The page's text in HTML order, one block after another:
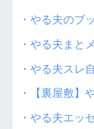
・やる夫のブ
・やる夫まと
・やる夫スレ
・【裏屋敷】
・やる夫エッ